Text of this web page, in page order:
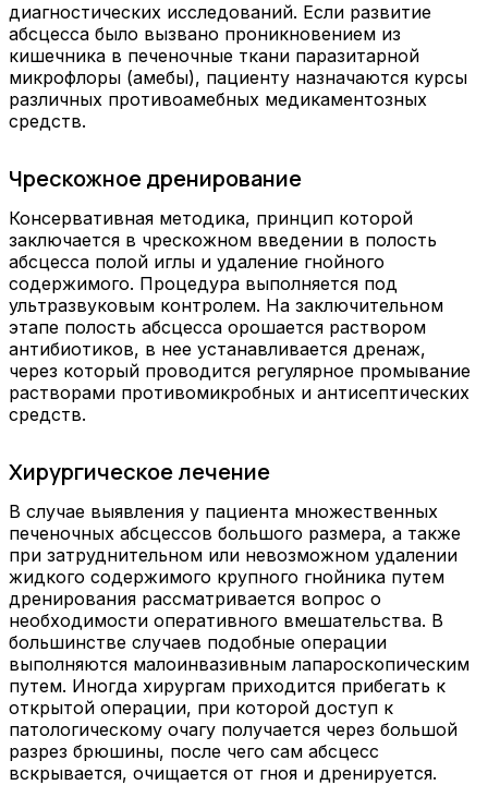
диагностических исследований. Если развитие
абсцесса было вызвано проникновением из
кишечника в печеночные ткани паразитарной
микрофлоры (амебы), пациенту назначаются курсы
различных противоамебных медикаментозных
средств.
Чрескожное дренирование
Консервативная методика, принцип которой
заключается в чрескожном введении в полость
абсцесса полой иглы и удаление гнойного
содержимого. Процедура выполняется под
ультразвуковым контролем. На заключительном
этапе полость абсцесса орошается раствором
антибиотиков, в нее устанавливается дренаж,
через который проводится регулярное промывание
растворами противомикробных и антисептических
средств.
Хирургическое лечение
В случае выявления у пациента множественных
печеночных абсцессов большого размера, а также
при затруднительном или невозможном удалении
жидкого содержимого крупного гнойника путем
дренирования рассматривается вопрос о
необходимости оперативного вмешательства. В
большинстве случаев подобные операции
выполняются малоинвазивным лапароскопическим
путем. Иногда хирургам приходится прибегать к
открытой операции, при которой доступ к
патологическому очагу получается через большой
разрез брюшины, после чего сам абсцесс
вскрывается, очищается от гноя и дренируется.